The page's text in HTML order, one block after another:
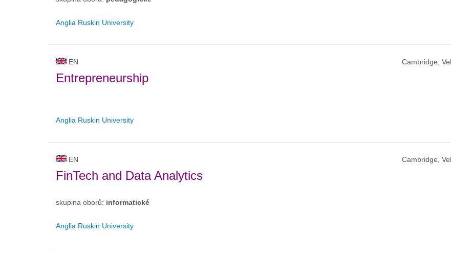
Anglia Ruskin University
EN Cambridge,
Entrepreneurship
Anglia Ruskin University
EN Cambridge,
FinTech and Data Analytics
skupina oborů: informatické
Anglia Ruskin University